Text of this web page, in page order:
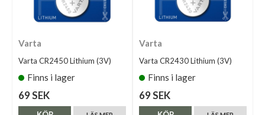
Varta
Varta CR2450 Lithium (3V)
Finns i lager
69 SEK
Varta
Varta CR2430 Lithium (3V)
Finns i lager
69 SEK